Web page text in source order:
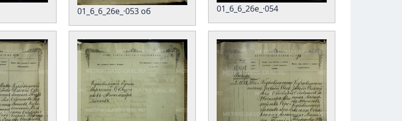
01_6_6_26е_·053 об 01_6_6_26е_·054